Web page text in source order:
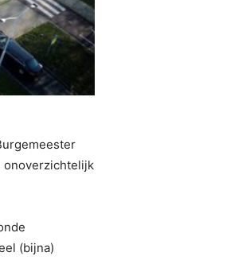
onoverzichtelijk
(bijna)